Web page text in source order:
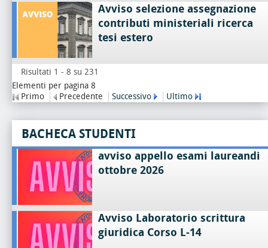
Avviso selezione assegnazione
contributi ministeriali ricerca
tesi estero
Risultati 1 - 8 su 231
Elementi per pagina 8
Primo
Precedente Successivo Ultimo
BACHECA STUDENTI
avviso appello esami laureandi
ottobre 2026
Avviso Laboratorio scrittura
giuridica Corso L-14